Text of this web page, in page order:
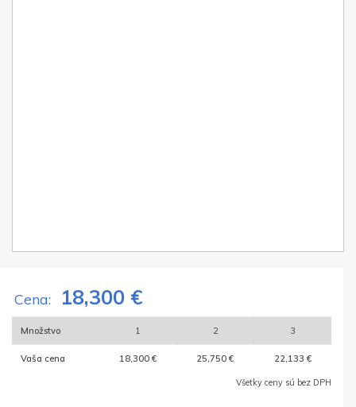
Cena: 18,300 €
Množstvo 1 2 3
Vaša cena 18,300 € 25,750 € 22,133 €
Všetky ceny sú bez DPH